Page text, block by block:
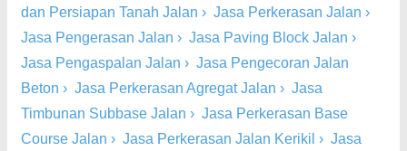
dan Persiapan Tanah Jalan › Jasa Perkerasan Jalan ›
Jasa Pengerasan Jalan › Jasa Paving Block Jalan ›
Jasa Pengaspalan Jalan › Jasa Pengecoran Jalan
Beton › Jasa Perkerasan Agregat Jalan › Jasa
Timbunan Subbase Jalan › Jasa Perkerasan Base
Course Jalan › Jasa Perkerasan Jalan Kerikil › Jasa